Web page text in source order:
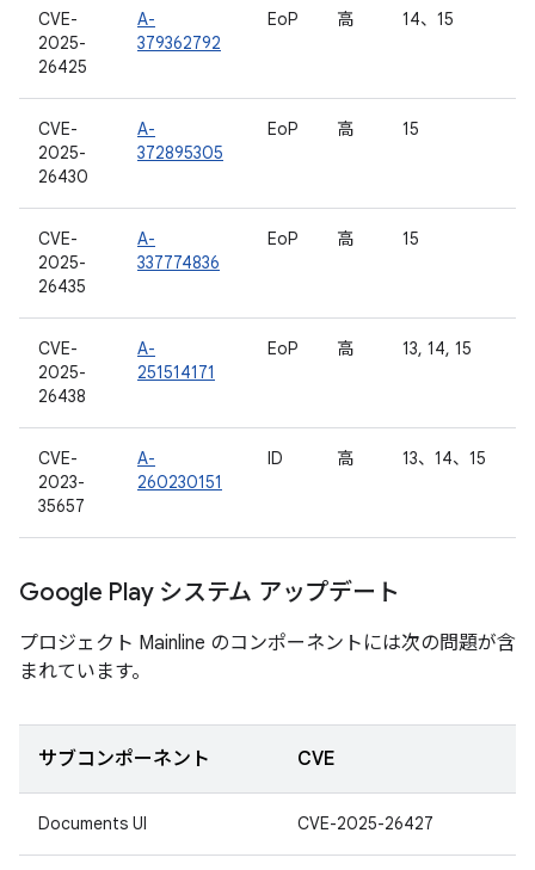
CVE-
2025-
26425
A-
379362792
EoP 高 14、15
CVE-
2025-
26430
A-
372895305
EoP 高 15
CVE-
2025-
26435
A-
337774836
EoP 高 15
CVE-
2025-
26438
A-
251514171
EoP 高 13, 14, 15
CVE-
2023-
35657
A-
260230151
ID 高 13、14、15
Google Play システム アップデート
プロジェクト Mainline のコンポーネントには次の問題が含
まれています。
サブコンポーネント CVE
Documents UI CVE-2025-26427